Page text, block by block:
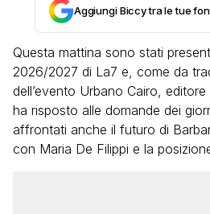
Aggiungi Biccy tra le tue
Questa mattina sono stati
2026/2027 di La7 e, come da
dell’evento Urbano Cairo,
ha risposto alle domande dei
affrontati anche il futuro di
con Maria De Filippi e la